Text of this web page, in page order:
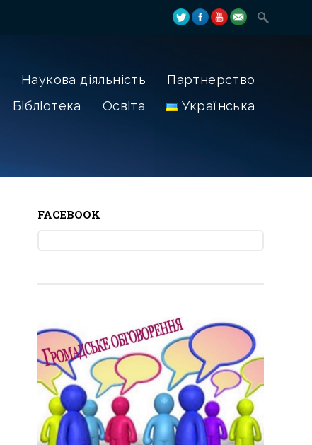
Наукова діяльність
Партнерство
Бібліотека
Освіта Українська
FACEBOOK